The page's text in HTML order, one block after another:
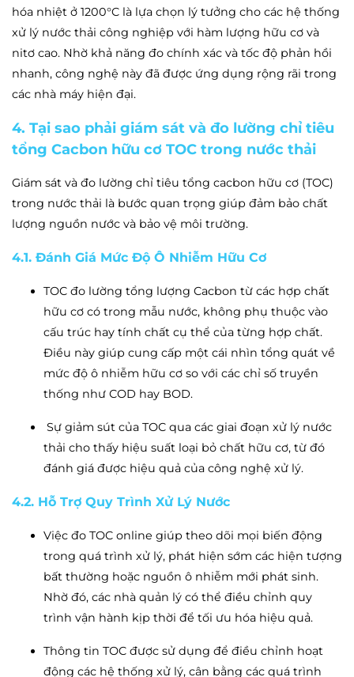
hóa nhiệt ở 1200°C là lựa chọn lý tưởng cho các hệ thống
xử lý nước thải công nghiệp với hàm lượng hữu cơ và
nitơ cao. Nhờ khả năng đo chính xác và tốc độ phản hồi
nhanh, công nghệ này đã được ứng dụng rộng rãi trong
các nhà máy hiện đại.
4. Tại sao phải giám sát và đo lường chỉ tiêu
tổng Cacbon hữu cơ TOC trong nước thải
Giám sát và đo lường chỉ tiêu tổng cacbon hữu cơ (TOC)
trong nước thải là bước quan trọng giúp đảm bảo chất
lượng nguồn nước và bảo vệ môi trường.
4.1. Đánh Giá Mức Độ Ô Nhiễm Hữu Cơ
TOC đo lường tổng lượng Cacbon từ các hợp chất
hữu cơ có trong mẫu nước, không phụ thuộc vào
cấu trúc hay tính chất cụ thể của từng hợp chất.
Điều này giúp cung cấp một cái nhìn tổng quát về
mức độ ô nhiễm hữu cơ so với các chỉ số truyền
thống như COD hay BOD.
Sự giảm sút của TOC qua các giai đoạn xử lý nước
thải cho thấy hiệu suất loại bỏ chất hữu cơ, từ đó
đánh giá được hiệu quả của công nghệ xử lý.
4.2. Hỗ Trợ Quy Trình Xử Lý Nước
Việc đo TOC online giúp theo dõi mọi biến động
trong quá trình xử lý, phát hiện sớm các hiện tượng
bất thường hoặc nguồn ô nhiễm mới phát sinh.
Nhờ đó, các nhà quản lý có thể điều chỉnh quy
trình vận hành kịp thời để tối ưu hóa hiệu quả.
Thông tin TOC được sử dụng để điều chỉnh hoạt
động các hệ thống xử lý, cân bằng các quá trình